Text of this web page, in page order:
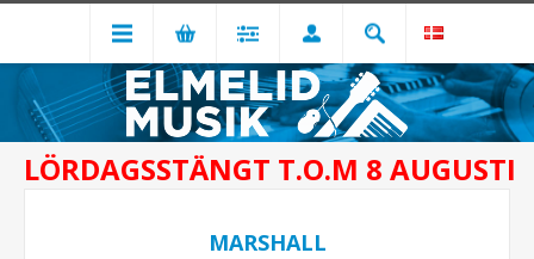
LÖRDAGSSTÄNGT T.O.M 8 AUGUSTI
MARSHALL